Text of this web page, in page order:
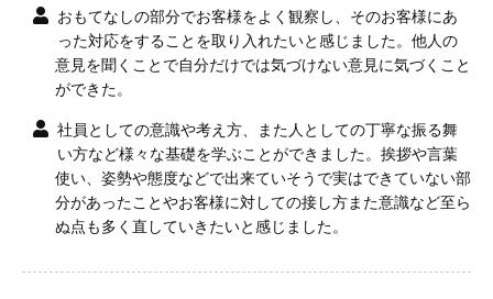
おもてなしの部分でお客様をよく観察し、そのお客様にあ
った対応をすることを取り入れたいと感じました。他人の
意見を聞くことで自分だけでは気づけない意見に気づくこと
ができた。
社員としての意識や考え方、また人としての丁寧な振る舞
い方など様々な基礎を学ぶことができました。挨拶や言葉
使い、姿勢や態度などで出来ていそうで実はできていない部
分があったことやお客様に対しての接し方また意識など至ら
ぬ点も多く直していきたいと感じました。